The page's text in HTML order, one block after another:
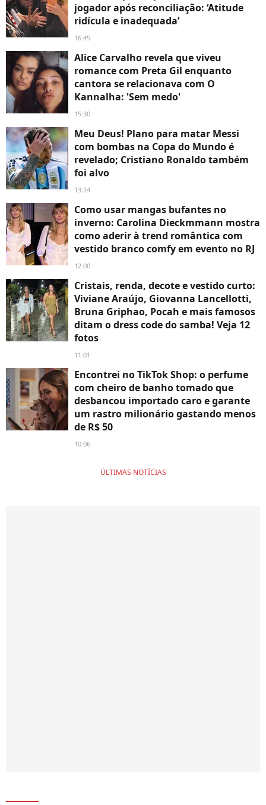
jogador após reconciliação: ‘Atitude
ridícula e inadequada’
16:45
Alice Carvalho revela que viveu
romance com Preta Gil enquanto
cantora se relacionava com O
Kannalha: 'Sem medo'
15:30
Meu Deus! Plano para matar Messi
com bombas na Copa do Mundo é
revelado; Cristiano Ronaldo também
foi alvo
13:24
Como usar mangas bufantes no
inverno: Carolina Dieckmmann mostra
como aderir à trend romântica com
vestido branco comfy em evento no RJ
12:00
Cristais, renda, decote e vestido curto:
Viviane Araújo, Giovanna Lancellotti,
Bruna Griphao, Pocah e mais famosos
ditam o dress code do samba! Veja 12
fotos
11:01
Encontrei no TikTok Shop: o perfume
com cheiro de banho tomado que
desbancou importado caro e garante
um rastro milionário gastando menos
de R$ 50
10:06
ÚLTIMAS NOTÍCIAS